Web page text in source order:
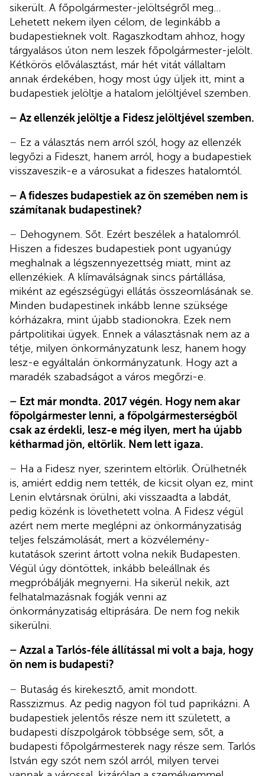
sikerült. A főpolgármester-jelöltségről meg…
Lehetett nekem ilyen célom, de leginkább a
budapestieknek volt. Ragaszkodtam ahhoz, hogy
tárgyalásos úton nem leszek főpolgármester-jelölt.
Kétkörös előválasztást, már hét vitát vállaltam
annak érdekében, hogy most úgy üljek itt, mint a
budapestiek jelöltje a hatalom jelöltjével szemben.
– Az ellenzék jelöltje a Fidesz jelöltjével szemben.
– Ez a választás nem arról szól, hogy az ellenzék
legyőzi a Fideszt, hanem arról, hogy a budapestiek
visszaveszik-e a városukat a fideszes hatalomtól.
– A fideszes budapestiek az ön szemében nem is
számítanak budapestinek?
– Dehogynem. Sőt. Ezért beszélek a hatalomról.
Hiszen a fideszes budapestiek pont ugyanúgy
meghalnak a légszennyezettség miatt, mint az
ellenzékiek. A klímaválságnak sincs pártállása,
miként az egészségügyi ellátás összeomlásának se.
Minden budapestinek inkább lenne szüksége
kórházakra, mint újabb stadionokra. Ezek nem
pártpolitikai ügyek. Ennek a választásnak nem az a
tétje, milyen önkormányzatunk lesz, hanem hogy
lesz-e egyáltalán önkormányzatunk. Hogy azt a
maradék szabadságot a város megőrzi-e.
– Ezt már mondta. 2017 végén. Hogy nem akar
főpolgármester lenni, a főpolgármesterségből
csak az érdekli, lesz-e még ilyen, mert ha újabb
kétharmad jön, eltörlik. Nem lett igaza.
– Ha a Fidesz nyer, szerintem eltörlik. Örülhetnék
is, amiért eddig nem tették, de kicsit olyan ez, mint
Lenin elvtársnak örülni, aki visszaadta a labdát,
pedig közénk is lövethetett volna. A Fidesz végül
azért nem merte meglépni az önkormányzatiság
teljes felszámolását, mert a közvélemény-
kutatások szerint ártott volna nekik Budapesten.
Végül úgy döntöttek, inkább beleállnak és
megpróbálják megnyerni. Ha sikerül nekik, azt
felhatalmazásnak fogják venni az
önkormányzatiság eltiprására. De nem fog nekik
sikerülni.
– Azzal a Tarlós-féle állítással mi volt a baja, hogy
ön nem is budapesti?
– Butaság és kirekesztő, amit mondott.
Rasszizmus. Az pedig nagyon föl tud paprikázni. A
budapestiek jelentős része nem itt született, a
budapesti díszpolgárok többsége sem, sőt, a
budapesti főpolgármesterek nagy része sem. Tarlós
István egy szót nem szól arról, milyen tervei